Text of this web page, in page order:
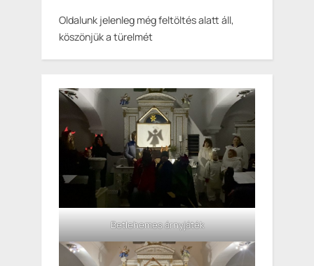
Oldalunk jelenleg még feltöltés alatt áll,
köszönjük a türelmét
Betlehemes árnyjáték